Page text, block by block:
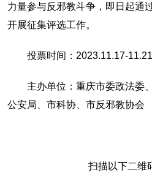
力量参与反邪教斗争，即日起通
开展征集评选工作。
投票时间：2023.11.17-11.21
主办单位：重庆市委政法委
公安局、市科协、市反邪教协会
扫描以下二维